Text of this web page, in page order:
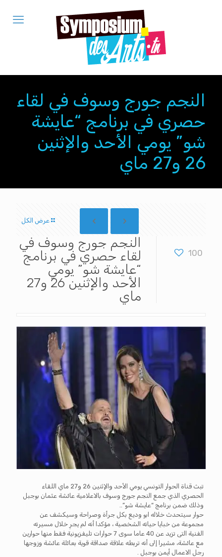
النجم جورج وسوف في لقاء
حصري في برنامج “عايشة
شو” يومي الأحد والإثنين
26 و27 ماي
عرض الكل
100
النجم جورج وسوف في
لقاء حصري في برنامج
“عايشة شو” يومي
الأحد والإثنين 26 و27
ماي
تبث قناة الحوار التونسي يومي الأحد والإثنين 26 و27 ماي اللقاء
الحصري الذي جمع النجم جورج وسوف بالاعلامية عائشة عثمان بوجبل
وذلك ضمن برنامج “عايشة شو”..
حوار سيتحدث خلاله ابو وديع بكل جرأة وصراحة وسيكشف عن
مجموعة من خبايا حياته الشخصية ، مؤكدا أنه لم يجرِ خلال مسيرته
الفنية التى تزيد عن 40 عاما سوى 7 حوارات تليفزيونية فقط منها حوارين
مع عائشة، مشيرا إلى أنه تربطه علاقة صداقة قوية بعائلة عائشة وزوجها
رجل الاعمال أيمن بوجبل .